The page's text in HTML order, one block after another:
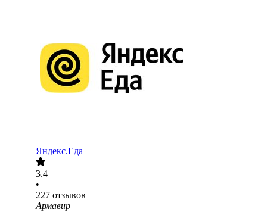
Яндекс.Еда
3.4
•
227 отзывов
Армавир